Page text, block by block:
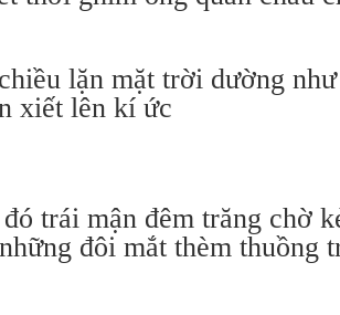
lặn mặt trời dường
xiết lên kí ức
trái mận đêm trăng chờ
đôi mắt thèm thuồng